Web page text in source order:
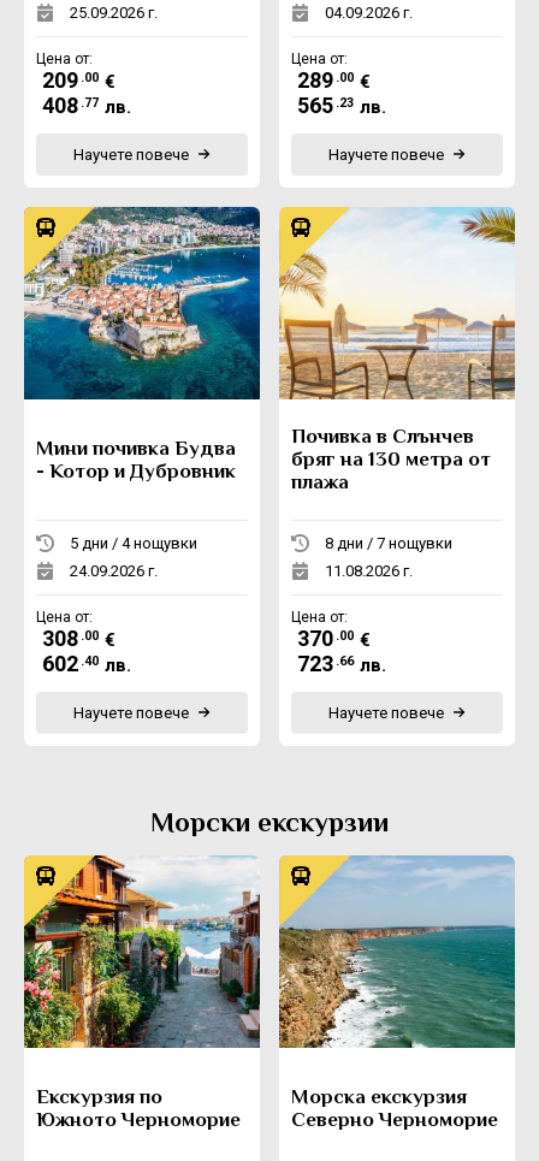
25.09.2026 г.
Цена от:
209 .00 €
408 .77 лв.
Научете повече
04.09.2026 г.
Цена от:
289 .00 €
565 .23 лв.
Научете повече
Мини почивка Будва
- Котор и Дубровник
5 дни / 4 нощувки
24.09.2026 г.
Цена от:
308 .00 €
602 .40 лв.
Научете повече
Почивка в Слънчев
бряг на 130 метра от
плажа
8 дни / 7 нощувки
11.08.2026 г.
Цена от:
370 .00 €
723 .66 лв.
Научете повече
Морски екскурзии
Екскурзия по
Южното Черноморие
Морска екскурзия
Северно Черноморие